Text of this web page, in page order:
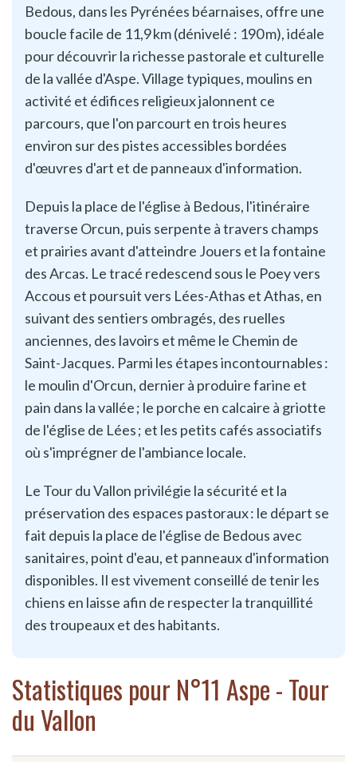
Bedous, dans les Pyrénées béarnaises, offre une
boucle facile de 11,9 km (dénivelé : 190 m), idéale
pour découvrir la richesse pastorale et culturelle
de la vallée d'Aspe. Village typiques, moulins en
activité et édifices religieux jalonnent ce
parcours, que l'on parcourt en trois heures
environ sur des pistes accessibles bordées
d'œuvres d'art et de panneaux d'information.
Depuis la place de l'église à Bedous, l'itinéraire
traverse Orcun, puis serpente à travers champs
et prairies avant d'atteindre Jouers et la fontaine
des Arcas. Le tracé redescend sous le Poey vers
Accous et poursuit vers Lées-Athas et Athas, en
suivant des sentiers ombragés, des ruelles
anciennes, des lavoirs et même le Chemin de
Saint-Jacques. Parmi les étapes incontournables :
le moulin d'Orcun, dernier à produire farine et
pain dans la vallée ; le porche en calcaire à griotte
de l'église de Lées ; et les petits cafés associatifs
où s'imprégner de l'ambiance locale.
Le Tour du Vallon privilégie la sécurité et la
préservation des espaces pastoraux : le départ se
fait depuis la place de l'église de Bedous avec
sanitaires, point d'eau, et panneaux d'information
disponibles. Il est vivement conseillé de tenir les
chiens en laisse afin de respecter la tranquillité
des troupeaux et des habitants.
Statistiques pour N°11 Aspe - Tour
du Vallon